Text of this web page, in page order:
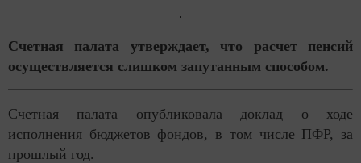
Счетная палата утверждает, что расчет пенсий
осуществляется слишком запутанным способом.
Счетная палата опубликовала доклад о ходе
исполнения бюджетов фондов, в том числе ПФР, за
прошлый год.